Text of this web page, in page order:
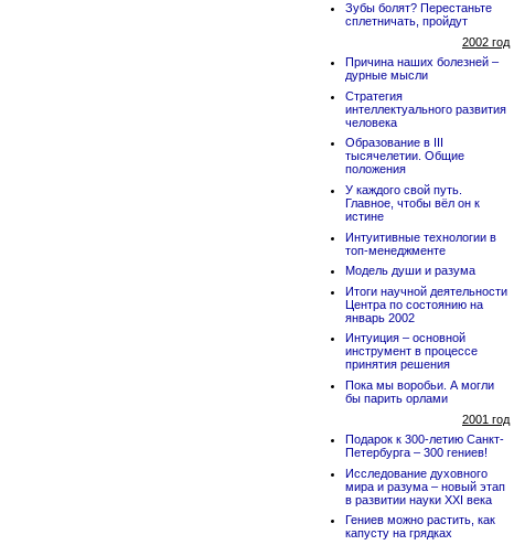
Зубы болят? Перестаньте
сплетничать, пройдут
2002 год
Причина наших болезней –
дурные мысли
Стратегия
интеллектуального развития
человека
Образование в III
тысячелетии. Общие
положения
У каждого свой путь.
Главное, чтобы вёл он к
истине
Интуитивные технологии в
топ-менеджменте
Модель души и разума
Итоги научной деятельности
Центра по состоянию на
январь 2002
Интуиция – основной
инструмент в процессе
принятия решения
Пока мы воробьи. А могли
бы парить орлами
2001 год
Подарок к 300-летию Санкт-
Петербурга – 300 гениев!
Исследование духовного
мира и разума – новый этап
в развитии науки XXI века
Гениев можно растить, как
капусту на грядках